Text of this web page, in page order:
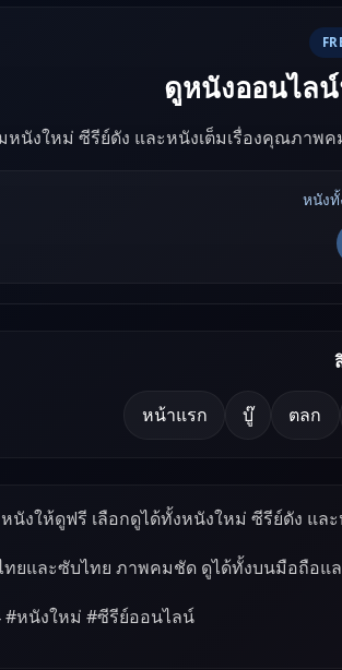
ดูหนังออนไล
หนังใหม่ ซีรีย์ดัง และหนังเต็มเรื่องคุณภาพ
หนัง
หน้าแรก บู๊ ตลก
นังให้ดูฟรี เลือกดูได้ทั้งหนังใหม่ ซีรีย์ดัง และ
ทยและซับไทย ภาพคมชัด ดูได้ทั้งบนมือถือ
#หนังใหม่ #ซีรีย์ออนไลน์